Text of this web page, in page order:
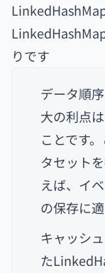
りです
データ順
大の利点
ことです
タセット
えば、イ
の保存に適
キャッシ
た